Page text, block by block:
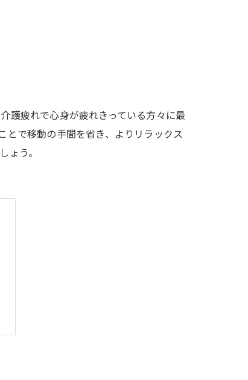
護疲れで心身が疲れきっている方々に最
とで移動の手間を省き、よりリラックス
ょう。